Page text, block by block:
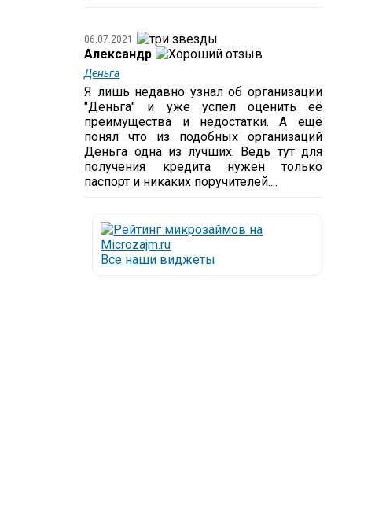
06.07.2021
Александр
Деньга
Я лишь недавно узнал об организации
"Деньга" и уже успел оценить её
преимущества и недостатки. А ещё
понял что из подобных организаций
Деньга одна из лучших. Ведь тут для
получения кредита нужен только
паспорт и никаких поручителей....
Все наши виджеты